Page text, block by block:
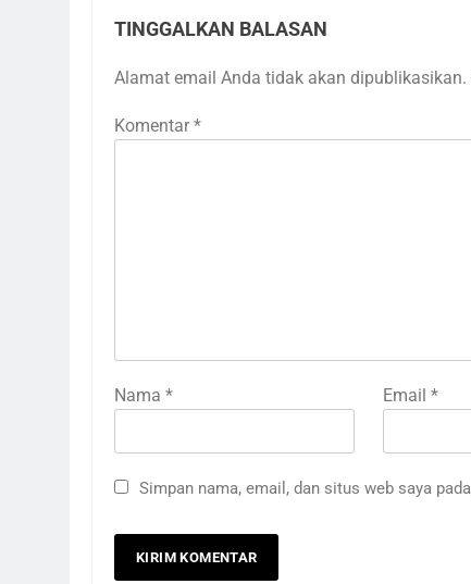
TINGGALKAN BALASAN
Alamat email Anda tidak akan dipublikasikan.
Komentar *
Nama * Email *
Simpan nama, email, dan situs web saya